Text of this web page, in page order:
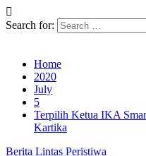
Search for:
Home
2020
July
5
Terpilih Ketua IKA
Kartika
Berita Lintas Peristiwa